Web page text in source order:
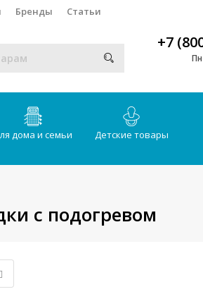
Бренды Статьи
+7
дома и семьи Детские товары
с подогревом